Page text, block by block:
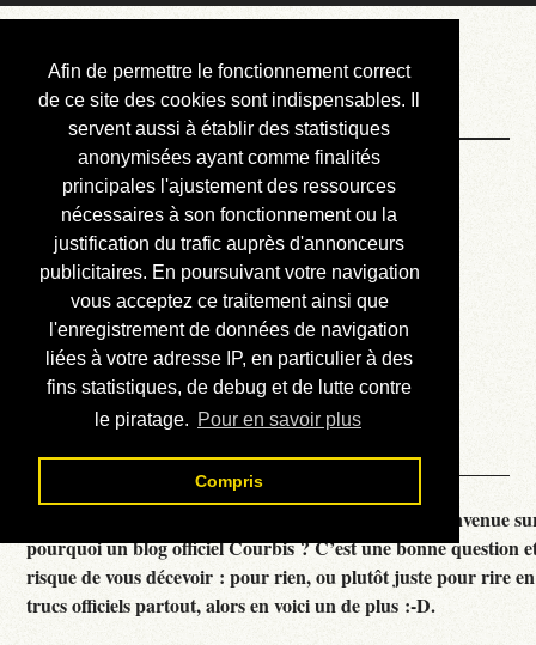
Afin de permettre le fonctionnement correct
de ce site des cookies sont indispensables. Il
servent aussi à établir des statistiques
anonymisées ayant comme finalités
principales l'ajustement des ressources
nécessaires à son fonctionnement ou la
justification du trafic auprès d'annonceurs
publicitaires. En poursuivant votre navigation
vous acceptez ce traitement ainsi que
l'enregistrement de données de navigation
liées à votre adresse IP, en particulier à des
fins statistiques, de debug et de lutte contre
le piratage. Pour en savoir plus
Compris
Courbis, « LE »
Blog Officiel
Bienvenue
Réalisations
Divers (et d’été)
Annonces
Liens externes
Téléchargement
Contact
Courbis, « LE » Blog Officiel - je vous souhaite la bienvenue
pourquoi un blog officiel Courbis ? C’est une bonne question
risque de vous décevoir : pour rien, ou plutôt juste pour rire
trucs officiels partout, alors en voici un de plus :-D.